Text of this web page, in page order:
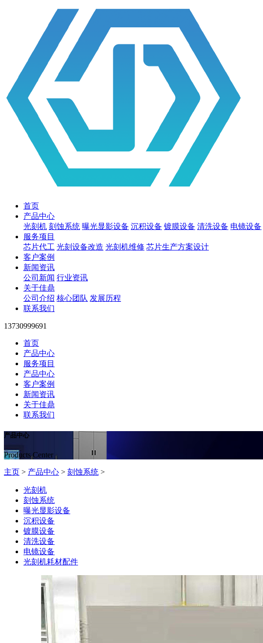
首页
产品中心
光刻机 刻蚀系统 曝光显影设备 沉积设备 镀膜设备 清洗设备 电镜设备
服务项目
芯片代工 光刻设备改造 光刻机维修 芯片生产方案设计
客户案例
新闻资讯
公司新闻 行业资讯
关于佳鼎
公司介绍 核心团队 发展历程
联系我们
13730999691
首页
产品中心
服务项目
产品中心
客户案例
新闻资讯
关于佳鼎
联系我们
产品中心
Products Center
主页 > 产品中心 > 刻蚀系统 >
光刻机
刻蚀系统
曝光显影设备
沉积设备
镀膜设备
清洗设备
电镜设备
光刻机耗材配件